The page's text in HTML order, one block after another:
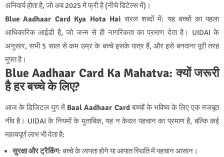
अनिवार्य होता है, जो अब 2025 में फ्री है (नीचे डिटेल्स में)।
Blue Aadhaar Card Kya Hota Hai सरल शब्दों में: यह बच्चों का पहला
आधिकारिक आईडी है, जो जन्म से ही नागरिकता का प्रमाण देता है। UIDAI के
अनुसार, सभी 5 साल से कम उम्र के बच्चे इसके पात्र हैं, और इसे बनवाना पूरी तरह
मुफ्त है।
Blue Aadhaar Card Ka Mahatva: क्यों जरूरी
है हर बच्चे के लिए?
आज के डिजिटल युग में Baal Aadhaar Cardबच्चों के भविष्य के लिए एक मजबूत
नींव है। UIDAI के नियमों के मुताबिक, यह न केवल पहचान का प्रमाण है, बल्कि कई
महत्वपूर्ण लाभ भी देता है:
सुरक्षा और ट्रैकिंग: बच्चे के लापता होने या आपात स्थिति में पहचान आसान।